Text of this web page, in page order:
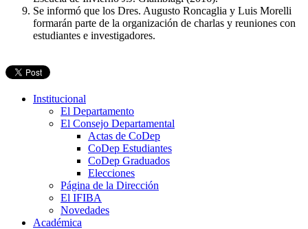
Se informó que los Dres. Augusto Roncaglia y Luis Morelli
formarán parte de la organización de charlas y reuniones con
estudiantes e investigadores.
Institucional
El Departamento
El Consejo Departamental
Actas de CoDep
CoDep Estudiantes
CoDep Graduados
Elecciones
Página de la Dirección
El IFIBA
Novedades
Académica